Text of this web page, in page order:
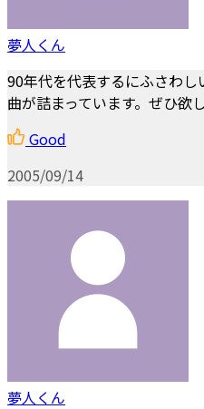
夢人くん
90年代を代表するにふさわ
曲が詰まっています。ぜひ欲
Good
2005/09/14
夢人くん